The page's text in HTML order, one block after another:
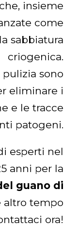
insieme
come
sabbiatura
criogenica.
sono
eliminare i
e le tracce
patogeni.
esperti nel
anni per la
guano di
altro tempo
ora!